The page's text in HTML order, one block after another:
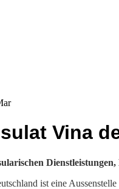
Vina
ist eine